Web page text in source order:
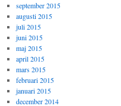
september 2015
augusti 2015
juli 2015
juni 2015
maj 2015
april 2015
mars 2015
februari 2015
januari 2015
december 2014